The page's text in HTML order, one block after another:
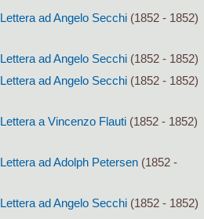
Lettera ad Angelo Secchi (1852 - 1852)
Lettera ad Angelo Secchi (1852 - 1852)
Lettera ad Angelo Secchi (1852 - 1852)
Lettera a Vincenzo Flauti (1852 - 1852)
Lettera ad Adolph Petersen (1852 -
Lettera ad Angelo Secchi (1852 - 1852)